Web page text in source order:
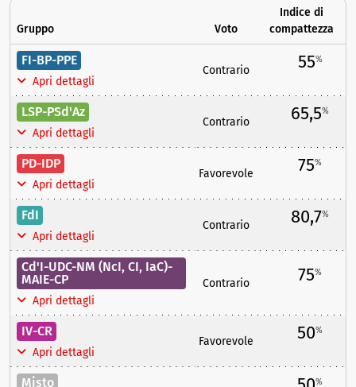
Gruppo Voto
Indice di
compattezza
FI-BP-PPE
Apri dettagli
Contrario 55%
LSP-PSd'Az
Apri dettagli
Contrario 65,5%
PD-IDP
Apri dettagli
Favorevole 75%
FdI
Apri dettagli
Contrario 80,7%
Cd'I-UDC-NM (NcI, CI, IaC)-
MAIE-CP
Apri dettagli
Contrario 75%
IV-CR
Apri dettagli
Favorevole 50%
Misto %